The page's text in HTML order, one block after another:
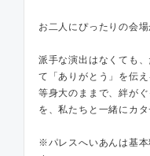
お二人にぴったりの会
派手な演出はなくても
て「ありがとう」を伝
等身大のままで、絆が
を、私たちと一緒にカ
※パレスへいあんは基